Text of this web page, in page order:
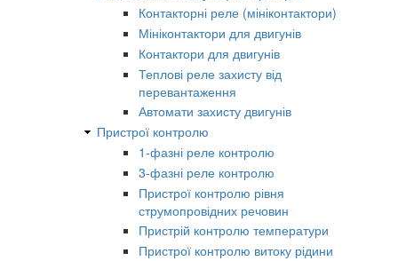
Контакторні реле (мініконтактори)
Мініконтактори для двигунів
Контактори для двигунів
Теплові реле захисту від
перевантаження
Автомати захисту двигунів
Пристрої контролю
1-фазні реле контролю
3-фазні реле контролю
Пристрої контролю рівня
струмопровідних речовин
Пристрій контролю температури
Пристрої контролю витоку рідини